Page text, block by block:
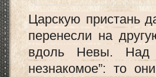
Царскую пристань
перенесли на
вдоль Невы. Над
незнакомое”: то